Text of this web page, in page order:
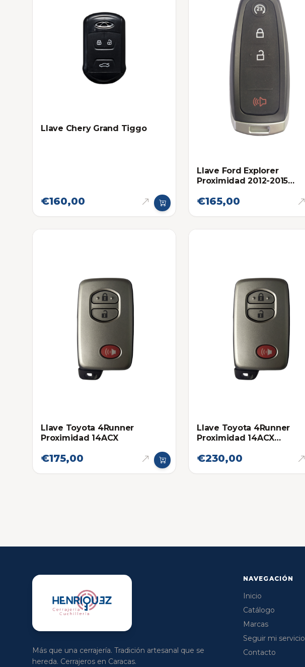
Llave Chery Grand Tiggo
€160,00
Llave Ford Explorer
Proximidad 2012-2015
€165,00
Llave Toyota 4Runner
Proximidad 14ACX
€175,00
Llave Toyota 4Runner
Proximidad 14ACX
€230,00
Más que una cerrajería. Tradición artesanal que se
hereda. Cerrajeros en Caracas.
NAVEGACIÓN
Inicio
Catálogo
Marcas
Seguir mi servicio
Contacto